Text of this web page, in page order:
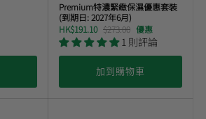
Premium特濃緊緻保濕優惠套裝
(到期日: 2027年6月)
HK$191.10 $273.00 優惠
1 則評論
加到購物車